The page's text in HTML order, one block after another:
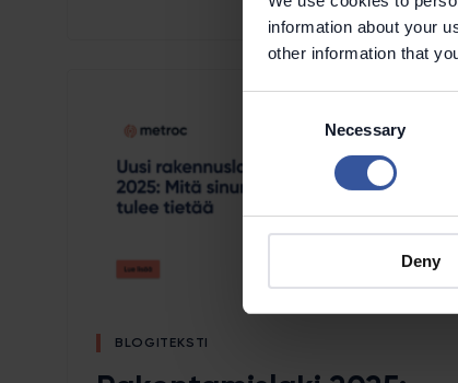
information about your
other information that
Necessary
Deny
BLOGITEKSTI